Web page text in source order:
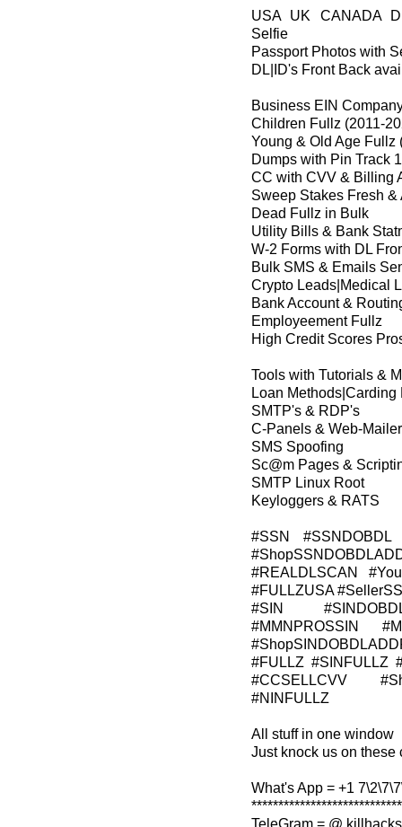
USA UK CANADA
Selfie
Passport Photos with
DL|ID's Front Back
Business EIN
Children Fullz (2011-
Young & Old Age Fullz
Dumps with Pin Track
CC with CVV & Billing
Sweep Stakes Fresh &
Dead Fullz in Bulk
Utility Bills & Bank
W-2 Forms with DL
Bulk SMS & Emails
Crypto Leads|Medical
Bank Account &
Employeement Fullz
High Credit Scores
Tools with Tutorials &
Loan Methods|Carding
SMTP's & RDP's
C-Panels & Web-
SMS Spoofing
Sc@m Pages &
SMTP Linux Root
Keyloggers & RATS
#SSN
#REALDLSCAN
#FULLZUSA
#SIN
#MMNPROSSIN
#FULLZ #SINFULLZ
#CCSELLCVV
#NINFULLZ
All stuff in one window
Just knock us on these
What's App = +1
TeleGram = @